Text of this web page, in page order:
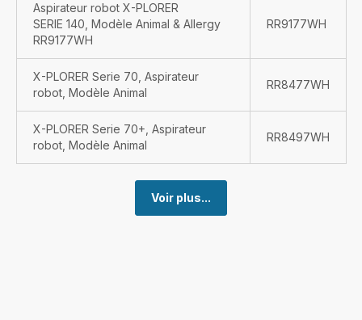
Aspirateur robot X-PLORER
SERIE 140, Modèle Animal & Allergy
RR9177WH
RR9177WH
X-PLORER Serie 70, Aspirateur
robot, Modèle Animal
RR8477WH
X-PLORER Serie 70+, Aspirateur
robot, Modèle Animal
RR8497WH
Voir plus...